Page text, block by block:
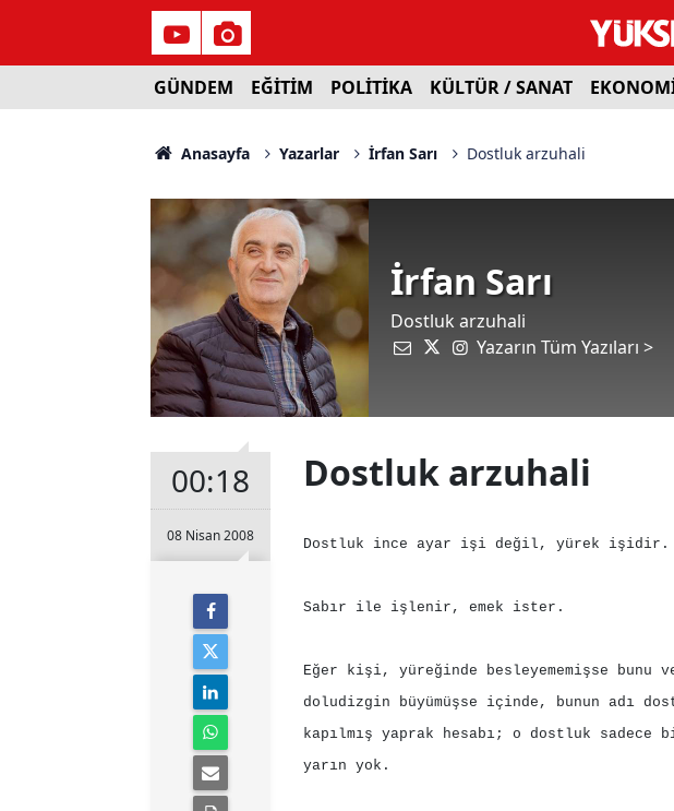
GÜNDEM EĞİTİM POLİTİKA KÜLTÜR / SANAT
Anasayfa Yazarlar İrfan Sarı Dostluk arzuhali
İrfan Sarı
Dostluk arzuhali
Yazarın Tüm Yazıları >
00:18
08 Nisan 2008
Dostluk arzuhali
Dostluk ince ayar işi değil, yürek işidir.
Sabır ile işlenir, emek ister.
Eğer kişi, yüreğinde besleyememişse bunu
doludizgin büyümüşse içinde, bunun adı
kapılmış yaprak hesabı; o dostluk sadece
yarın yok.